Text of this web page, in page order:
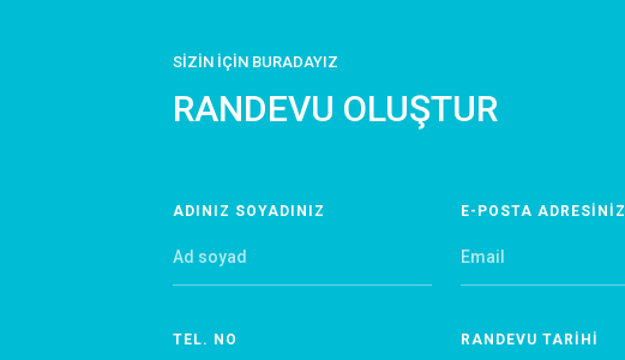
SİZİN İÇİN BURADAYIZ
RANDEVU OLUŞTUR
ADINIZ SOYADINIZ E-POSTA ADRESİNİZ
TEL. NO RANDEVU TARİHİ